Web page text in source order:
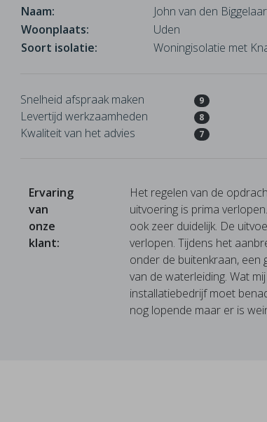
Naam:
John van den Biggelaar
Woonplaats:
Uden
Soort isolatie:
Woningisolatie met
Snelheid afspraak maken 9
Levertijd werkzaamheden 8
Kwaliteit van het advies 7
Ervaring
van
onze
klant:
Het regelen van de
uitvoering is prima
ook zeer duidelijk. De
verlopen. Tijdens het
onder de buitenkraan,
van de waterleiding. Wat
installatiebedrijf moet
nog lopende maar er is